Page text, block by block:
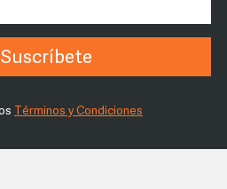
Suscríbete
Términos y Condiciones